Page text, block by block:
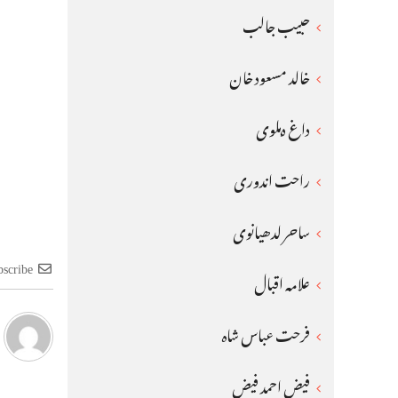
حبیب جالب
خالد مسعود خان
داغ دہلوی
راحت اندوری
ساحر لدھیانوی
علامہ اقبال
فرحت عباس شاہ
فیض احمد فیض